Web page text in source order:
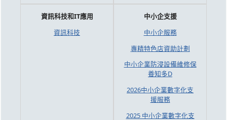
資訊科技和IT應用
資訊科技
中小企支援
中小企服務
專精特色店資助計劃
中小企業防浸設備維修保
養知多D
2026中小企業數字化支
援服務
2025 中小企業數字化支